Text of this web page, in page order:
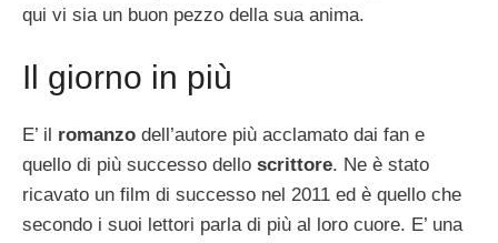
qui vi sia un buon pezzo della sua anima.
Il giorno in più
E’ il romanzo dell’autore più acclamato dai fan e
quello di più successo dello scrittore. Ne è stato
ricavato un film di successo nel 2011 ed è quello che
secondo i suoi lettori parla di più al loro cuore. E’ una